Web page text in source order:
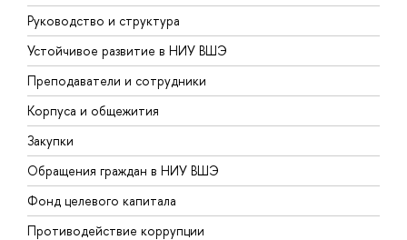
Руководство и структура
Устойчивое развитие в НИУ ВШЭ
Преподаватели и сотрудники
Корпуса и общежития
Закупки
Обращения граждан в НИУ ВШЭ
Фонд целевого капитала
Противодействие коррупции